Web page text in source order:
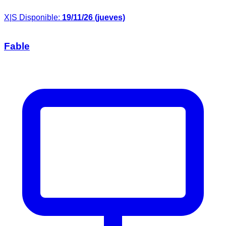
X|S Disponible: 19/11/26 (jueves)
Fable